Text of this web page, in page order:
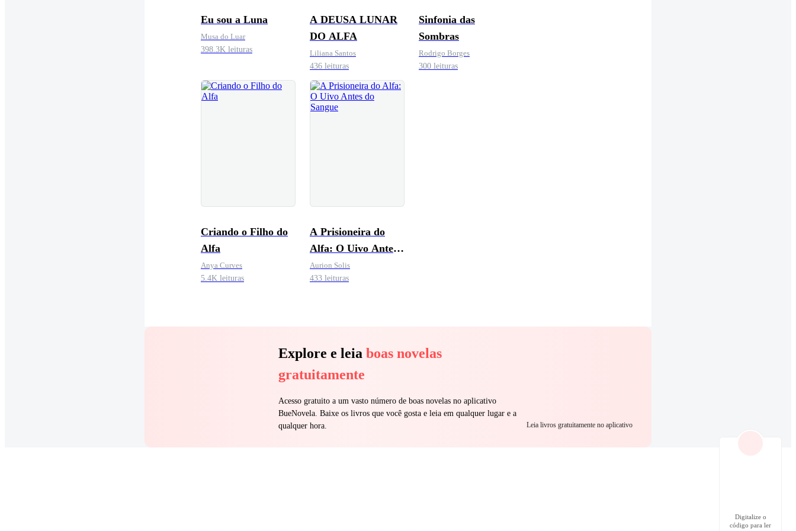
Eu sou a Luna
Musa do Luar
398.3K leituras
A DEUSA LUNAR
DO ALFA
Liliana Santos
436 leituras
Sinfonia das
Sombras
Rodrigo Borges
300 leituras
Criando o Filho do
Alfa
Anya Curves
5.4K leituras
A Prisioneira do
Alfa: O Uivo Antes
do Sangue
Aurion Solis
433 leituras
Explore e leia boas novelas
gratuitamente
Acesso gratuito a um vasto número de boas novelas no aplicativo
BueNovela. Baixe os livros que você gosta e leia em qualquer lugar e a
qualquer hora.
Leia livros gratuitamente no aplicativo
Digitalize o
código para ler